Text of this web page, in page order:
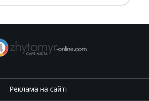
Реклама на сайті